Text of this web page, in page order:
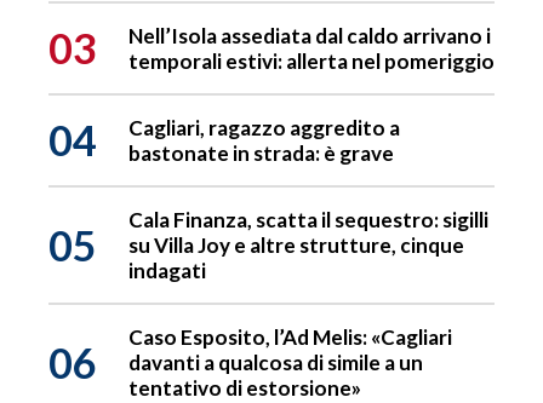
03
Nell’Isola assediata dal caldo arrivano i
temporali estivi: allerta nel pomeriggio
04
Cagliari, ragazzo aggredito a
bastonate in strada: è grave
05
Cala Finanza, scatta il sequestro: sigilli
su Villa Joy e altre strutture, cinque
indagati
06
Caso Esposito, l’Ad Melis: «Cagliari
davanti a qualcosa di simile a un
tentativo di estorsione»